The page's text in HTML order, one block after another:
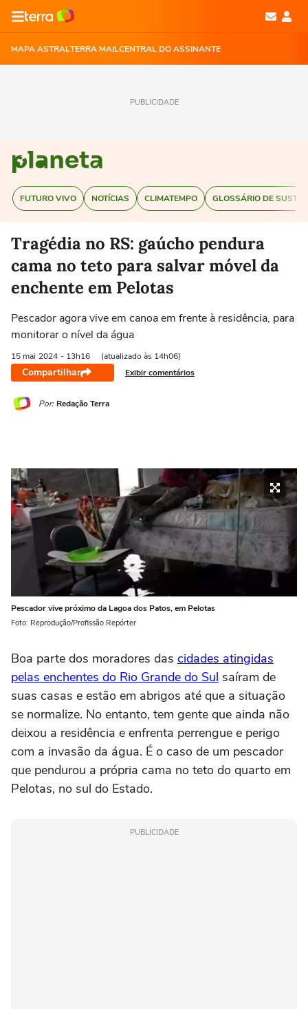
MAPA ASTRALTERRA MAILCENTRAL DO ASSINANTE
PUBLICIDADE
FUTURO VIVO NOTÍCIAS CLIMATEMPO GLOSSÁRIO DE
Tragédia no RS: gaúcho pendura
cama no teto para salvar móvel da
enchente em Pelotas
Pescador agora vive em canoa em frente à residência, para
monitorar o nível da água
15 mai 2024 - 13h16 (atualizado às 14h06)
Compartilhar Exibir comentários
Por: Redação Terra
Pescador vive próximo da Lagoa dos Patos, em Pelotas
Foto: Reprodução/Profissão Repórter
Boa parte dos moradores das cidades atingidas
pelas enchentes do Rio Grande do Sul saíram de
suas casas e estão em abrigos até que a situação
se normalize. No entanto, tem gente que ainda não
deixou a residência e enfrenta perrengue e perigo
com a invasão da água. É o caso de um pescador
que pendurou a própria cama no teto do quarto em
Pelotas, no sul do Estado.
PUBLICIDADE